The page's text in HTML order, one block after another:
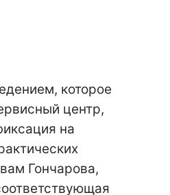
которое
центр,
на
Гончарова,